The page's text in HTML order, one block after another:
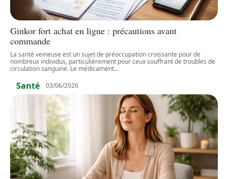
Ginkor fort achat en ligne : précautions avant
commande
La santé veineuse est un sujet de préoccupation croissante pour de
nombreux individus, particulièrement pour ceux souffrant de troubles de
circulation sanguine. Le médicament…
Santé 03/06/2026